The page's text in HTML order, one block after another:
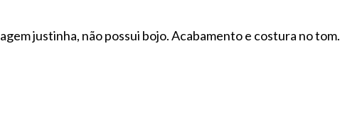
justinha, não possui bojo. Acabamento e costura no tom.